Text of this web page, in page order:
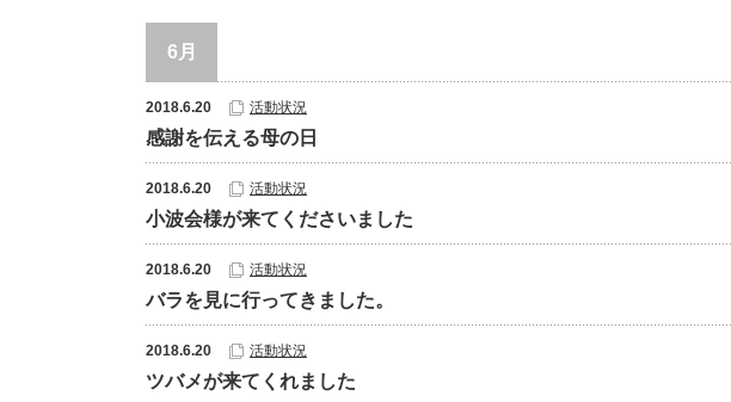
6月
2018.6.20 活動状況
感謝を伝える母の日
2018.6.20 活動状況
小波会様が来てくださいました
2018.6.20 活動状況
バラを見に行ってきました。
2018.6.20 活動状況
ツバメが来てくれました